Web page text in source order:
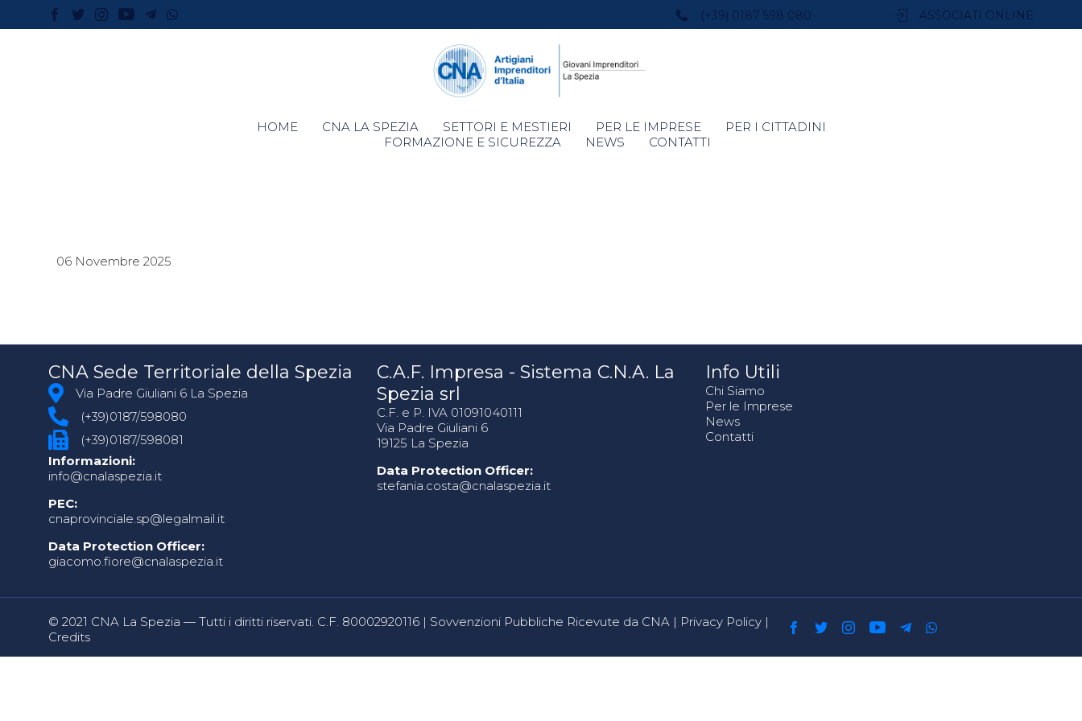
(+39) 0187 598 080 ASSOCIATI ONLINE
Skip
to
HOME CNA LA SPEZIA SETTORI E MESTIERI PER LE IMPRESE
PER I CITTADINI
FORMAZIONE E SICUREZZA
NEWS CONTATTI
06 Novembre 2025
CNA Sede Territoriale della Spezia
Via Padre Giuliani 6 La Spezia
(+39)0187/598080
(+39)0187/598081
Informazioni:
info@cnalaspezia.it
PEC:
cnaprovinciale.sp@legalmail.it
Data Protection Officer:
giacomo.fiore@cnalaspezia.it
C.A.F. Impresa - Sistema C.N.A. La
Spezia srl
C.F. e P. IVA 01091040111
Via Padre Giuliani 6
19125 La Spezia
Data Protection Officer:
stefania.costa@cnalaspezia.it
Info Utili
Chi Siamo
Per le Imprese
News
Contatti
© 2021 CNA La Spezia — Tutti i diritti riservati. C.F. 80002920116 | Sovvenzioni Pubbliche Ricevute da CNA | Privacy Policy |
Credits